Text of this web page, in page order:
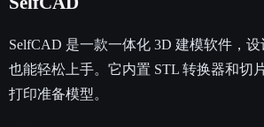
SelfCAD 是一款一体化 3D 建模软件，
也能轻松上手。它内置 STL 转换器和切
打印准备模型。